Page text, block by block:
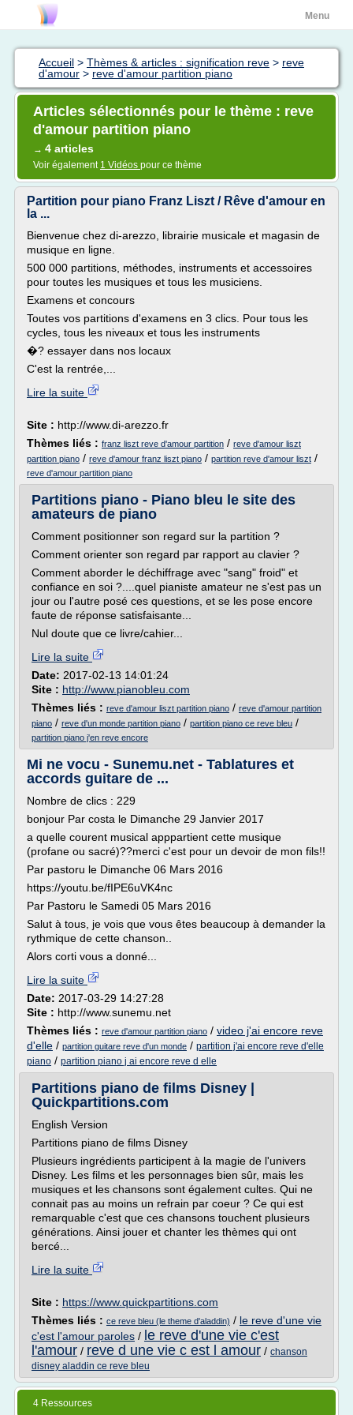
Menu
Accueil > Thèmes & articles : signification reve > reve
d'amour > reve d'amour partition piano
Articles sélectionnés pour le thème : reve
d'amour partition piano
→ 4 articles
Voir également 1 Vidéos pour ce thème
Partition pour piano Franz Liszt / Rêve d'amour en
la ...
Bienvenue chez di-arezzo, librairie musicale et magasin de
musique en ligne.
500 000 partitions, méthodes, instruments et accessoires
pour toutes les musiques et tous les musiciens.
Examens et concours
Toutes vos partitions d'examens en 3 clics. Pour tous les
cycles, tous les niveaux et tous les instruments
�? essayer dans nos locaux
C'est la rentrée,...
Lire la suite
Site : http://www.di-arezzo.fr
Thèmes liés : franz liszt reve d'amour partition / reve d'amour liszt
partition piano / reve d'amour franz liszt piano / partition reve d'amour liszt /
reve d'amour partition piano
Partitions piano - Piano bleu le site des
amateurs de piano
Comment positionner son regard sur la partition ?
Comment orienter son regard par rapport au clavier ?
Comment aborder le déchiffrage avec "sang" froid" et
confiance en soi ?....quel pianiste amateur ne s'est pas un
jour ou l'autre posé ces questions, et se les pose encore
faute de réponse satisfaisante...
Nul doute que ce livre/cahier...
Lire la suite
Date: 2017-02-13 14:01:24
Site : http://www.pianobleu.com
Thèmes liés : reve d'amour liszt partition piano / reve d'amour partition
piano / reve d'un monde partition piano / partition piano ce reve bleu /
partition piano j'en reve encore
Mi ne vocu - Sunemu.net - Tablatures et
accords guitare de ...
Nombre de clics : 229
bonjour Par costa le Dimanche 29 Janvier 2017
a quelle courent musical apppartient cette musique
(profane ou sacré)??merci c'est pour un devoir de mon fils!!
Par pastoru le Dimanche 06 Mars 2016
https://youtu.be/fIPE6uVK4nc
Par Pastoru le Samedi 05 Mars 2016
Salut à tous, je vois que vous êtes beaucoup à demander la
rythmique de cette chanson..
Alors corti vous a donné...
Lire la suite
Date: 2017-03-29 14:27:28
Site : http://www.sunemu.net
Thèmes liés : reve d'amour partition piano / video j'ai encore reve
d'elle / partition guitare reve d'un monde / partition j'ai encore reve d'elle
piano / partition piano j ai encore reve d elle
Partitions piano de films Disney |
Quickpartitions.com
English Version
Partitions piano de films Disney
Plusieurs ingrédients participent à la magie de l'univers
Disney. Les films et les personnages bien sûr, mais les
musiques et les chansons sont également cultes. Qui ne
connait pas au moins un refrain par coeur ? Ce qui est
remarquable c'est que ces chansons touchent plusieurs
générations. Ainsi jouer et chanter les thèmes qui ont
bercé...
Lire la suite
Site : https://www.quickpartitions.com
Thèmes liés : ce reve bleu (le theme d'aladdin) / le reve d'une vie
c'est l'amour paroles / le reve d'une vie c'est
l'amour / reve d une vie c est l amour / chanson
disney aladdin ce reve bleu
4 Ressources